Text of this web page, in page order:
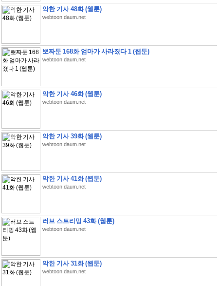
악한 기사 48화 (웹툰)
webtoon.daum.net
뽀짜툰 168화 엄마가 사라졌다 1 (웹툰)
webtoon.daum.net
악한 기사 46화 (웹툰)
webtoon.daum.net
악한 기사 39화 (웹툰)
webtoon.daum.net
악한 기사 41화 (웹툰)
webtoon.daum.net
러브 스트리밍 43화 (웹툰)
webtoon.daum.net
악한 기사 31화 (웹툰)
webtoon.daum.net